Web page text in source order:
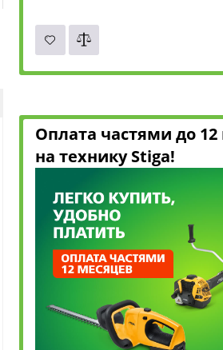
Оплата частями до
на технику Stiga!